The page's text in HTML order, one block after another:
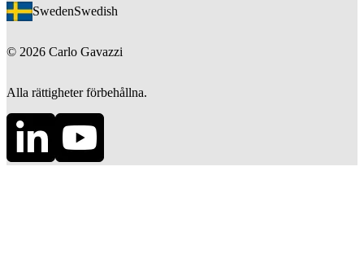
SwedenSwedish
© 2026 Carlo Gavazzi
Alla rättigheter förbehållna.